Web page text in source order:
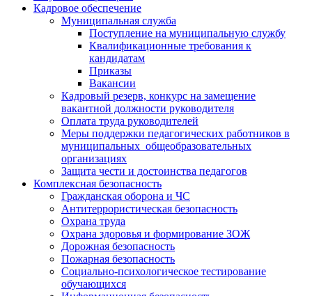
Кадровое обеспечение
Муниципальная служба
Поступление на муниципальную службу
Квалификационные требования к
кандидатам
Приказы
Вакансии
Кадровый резерв, конкурс на замещение
вакантной должности руководителя
Оплата труда руководителей
Меры поддержки педагогических работников в
муниципальных общеобразовательных
организациях
Защита чести и достоинства педагогов
Комплексная безопасность
Гражданская оборона и ЧС
Антитеррористическая безопасность
Охрана труда
Охрана здоровья и формирование ЗОЖ
Дорожная безопасность
Пожарная безопасность
Социально-психологическое тестирование
обучающихся